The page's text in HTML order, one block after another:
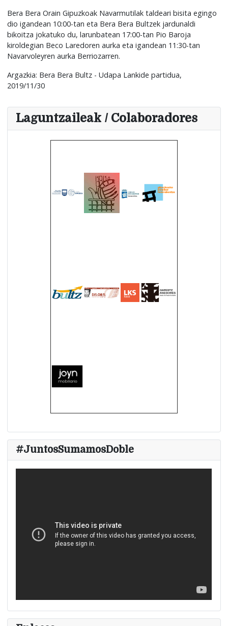
Bera Bera Orain Gipuzkoak Navarmutilak taldeari bisita egingo
dio igandean 10:00-tan eta Bera Bera Bultzek jardunaldi
bikoitza jokatuko du, larunbatean 17:00-tan Pio Baroja
kiroldegian Beco Laredoren aurka eta igandean 11:30-tan
Navarvoleyren aurka Berriozarren.
Argazkia: Bera Bera Bultz - Udapa Lankide partidua,
2019/11/30
Laguntzaileak / Colaboradores
#JuntosSumamosDoble